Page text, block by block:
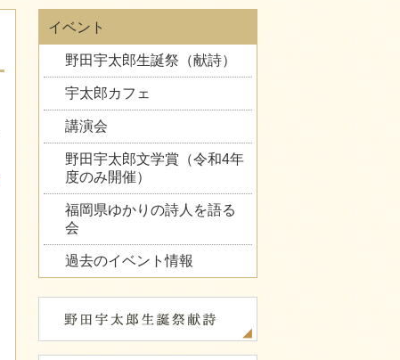
イベント
野田宇太郎生誕祭（献詩）
宇太郎カフェ
講演会
野田宇太郎文学賞（令和4年
度のみ開催）
福岡県ゆかりの詩人を語る
会
過去のイベント情報